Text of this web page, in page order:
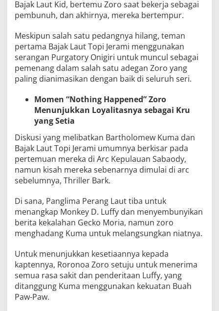
Bajak Laut Kid, bertemu Zoro saat bekerja sebagai
pembunuh, dan akhirnya, mereka bertempur.
Meskipun salah satu pedangnya hilang, teman
pertama Bajak Laut Topi Jerami menggunakan
serangan Purgatory Onigiri untuk muncul sebagai
pemenang dalam salah satu adegan Zoro yang
paling dianimasikan dengan baik di seluruh seri.
Momen “Nothing Happened” Zoro
Menunjukkan Loyalitasnya sebagai Kru
yang Setia
Diskusi yang melibatkan Bartholomew Kuma dan
Bajak Laut Topi Jerami umumnya berkisar pada
pertemuan mereka di Arc Kepulauan Sabaody,
namun kisah mereka sebenarnya dimulai di arc
sebelumnya, Thriller Bark.
Di sana, Panglima Perang Laut tiba untuk
menangkap Monkey D. Luffy dan menyembunyikan
berita kekalahan Gecko Moria, namun zoro
menghadang Kuma untuk melangsungkan niatnya.
Untuk menunjukkan kesetiaannya kepada
kaptennya, Roronoa Zoro setuju untuk menerima
semua rasa sakit dan penderitaan Luffy, yang
ditanggung Kuma menggunakan kekuatan Buah
Paw-Paw.